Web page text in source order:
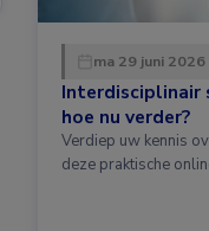
ma 29 juni
Interdisciplinair
hoe nu verder?
Verdiep uw kennis
deze praktische